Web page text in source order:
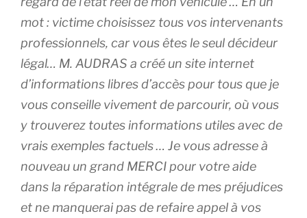
mot : victime choisissez tous vos intervenants
professionnels, car vous êtes le seul décideur
légal… M. AUDRAS a créé un site internet
d’informations libres d’accès pour tous que je
vous conseille vivement de parcourir, où vous
y trouverez toutes informations utiles avec de
vrais exemples factuels … Je vous adresse à
nouveau un grand MERCI pour votre aide
dans la réparation intégrale de mes préjudices
et ne manquerai pas de refaire appel à vos